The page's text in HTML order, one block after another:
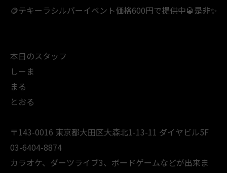
🪙テキーラシルバーイベント価格600円で提供中🥃是非✨
本日のスタッフ
しーま
まる
とおる
〒143-0016 東京都大田区大森北1-13-11 ダイヤビル5F
03-6404-8874
カラオケ、ダーツライブ3、ボードゲームなどが出来ま